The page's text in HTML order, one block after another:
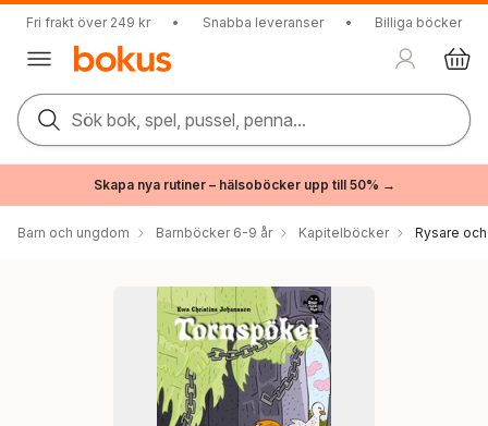
Fri frakt över 249 kr • Snabba leveranser • Billiga böcker
Sök bok, spel, pussel, penna...
Skapa nya rutiner – hälsoböcker upp till 50% →
Barn och ungdom Barnböcker 6-9 år Kapitelböcker Rysare